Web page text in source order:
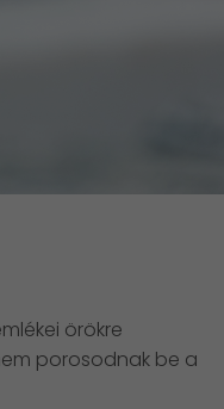
örökre
porosodnak be a